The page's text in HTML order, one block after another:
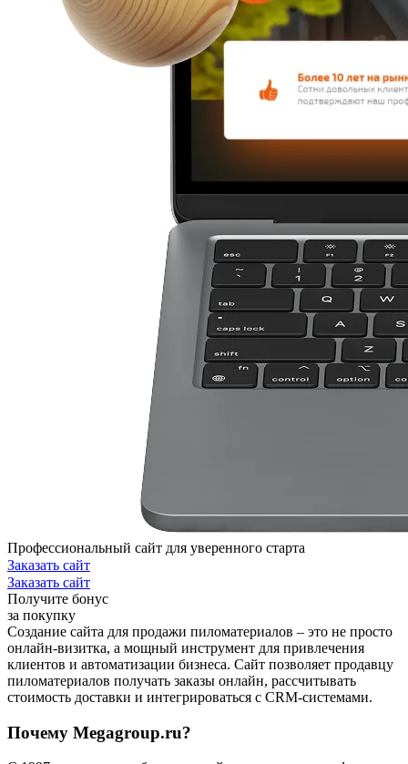
Профессиональный сайт для уверенного старта
Заказать сайт
Заказать сайт
Получите бонус
за покупку
Создание сайта для продажи пиломатериалов – это не просто
онлайн-визитка, а мощный инструмент для привлечения
клиентов и автоматизации бизнеса. Сайт позволяет продавцу
пиломатериалов получать заказы онлайн, рассчитывать
стоимость доставки и интегрироваться с CRM-системами.
Почему Megagroup.ru?